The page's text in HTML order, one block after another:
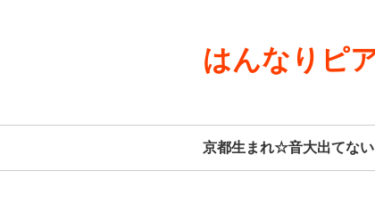
はんなりピ
京都生まれ☆音大出てな